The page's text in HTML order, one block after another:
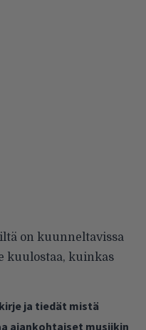
on kuunneltavissa
kuulostaa, kuinkas
ja tiedät mistä
ajankohtaiset musiikin